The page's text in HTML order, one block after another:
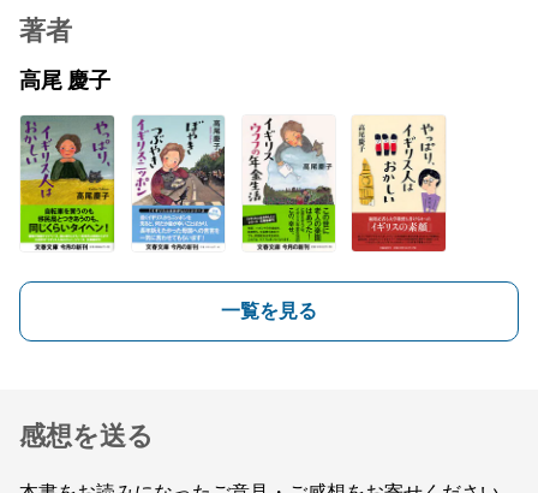
著者
高尾 慶子
一覧を見る
感想を送る